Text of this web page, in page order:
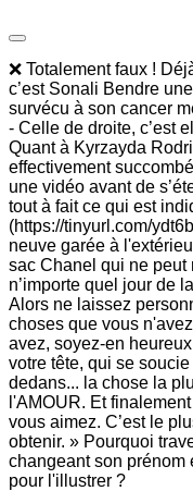
❌ Totalement faux !
c’est Sonali Bendre
survécu à son cancer
- Celle de droite, c’est
Quant à Kyrzayda
effectivement
une vidéo avant de
tout à fait ce qui est
(https://tinyurl.com/
neuve garée à
sac Chanel qui ne peut
n’importe quel jour de
Alors ne laissez
choses que vous
avez, soyez-en
votre tête, qui se
dedans... la chose la
l'AMOUR. Et
vous aimez. C’est le
obtenir. » Pourquoi
changeant son prénom
pour l'illustrer ?